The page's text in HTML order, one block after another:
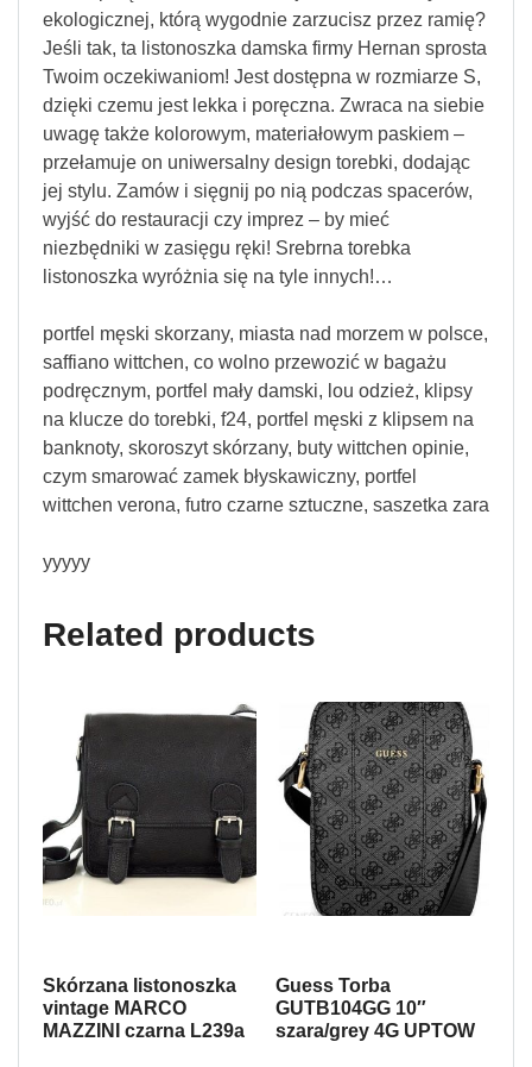
ekologicznej, którą wygodnie zarzucisz przez ramię?
Jeśli tak, ta listonoszka damska firmy Hernan sprosta
Twoim oczekiwaniom! Jest dostępna w rozmiarze S,
dzięki czemu jest lekka i poręczna. Zwraca na siebie
uwagę także kolorowym, materiałowym paskiem –
przełamuje on uniwersalny design torebki, dodając
jej stylu. Zamów i sięgnij po nią podczas spacerów,
wyjść do restauracji czy imprez – by mieć
niezbędniki w zasięgu ręki! Srebrna torebka
listonoszka wyróżnia się na tyle innych!…
portfel męski skorzany, miasta nad morzem w polsce,
saffiano wittchen, co wolno przewozić w bagażu
podręcznym, portfel mały damski, lou odzież, klipsy
na klucze do torebki, f24, portfel męski z klipsem na
banknoty, skoroszyt skórzany, buty wittchen opinie,
czym smarować zamek błyskawiczny, portfel
wittchen verona, futro czarne sztuczne, saszetka zara
yyyyy
Related products
Skórzana listonoszka
vintage MARCO
MAZZINI czarna L239a
Guess Torba
GUTB104GG 10″
szara/grey 4G UPTOW